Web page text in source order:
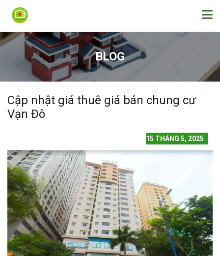
BLOG
Cập nhật giá thuê giá bán chung cư
Vạn Đô
15 THÁNG 5, 2025